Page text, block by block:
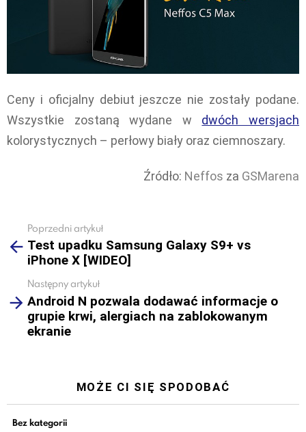
Ceny i oficjalny debiut jeszcze nie zostały podane.
Wszystkie zostaną wydane w dwóch wersjach
kolorystycznych – perłowy biały oraz ciemnoszary.
Źródło: Neffos za GSMarena
more
Poprzedni artykuł
Test upadku Samsung Galaxy S9+ vs
iPhone X [WIDEO]
Następny artykuł
Android N pozwala dodawać informacje o
grupie krwi, alergiach na zablokowanym
ekranie
MOŻE CI SIĘ SPODOBAĆ
Bez kategorii